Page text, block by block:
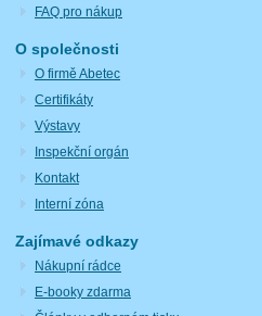
FAQ pro nákup
O společnosti
O firmě Abetec
Certifikáty
Výstavy
Inspekční orgán
Kontakt
Interní zóna
Zajímavé odkazy
Nákupní rádce
E-booky zdarma